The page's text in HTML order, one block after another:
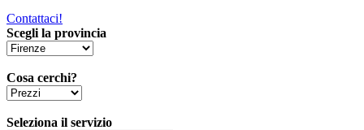
Contattaci!
Scegli la provincia
Cosa cerchi?
Seleziona il servizio